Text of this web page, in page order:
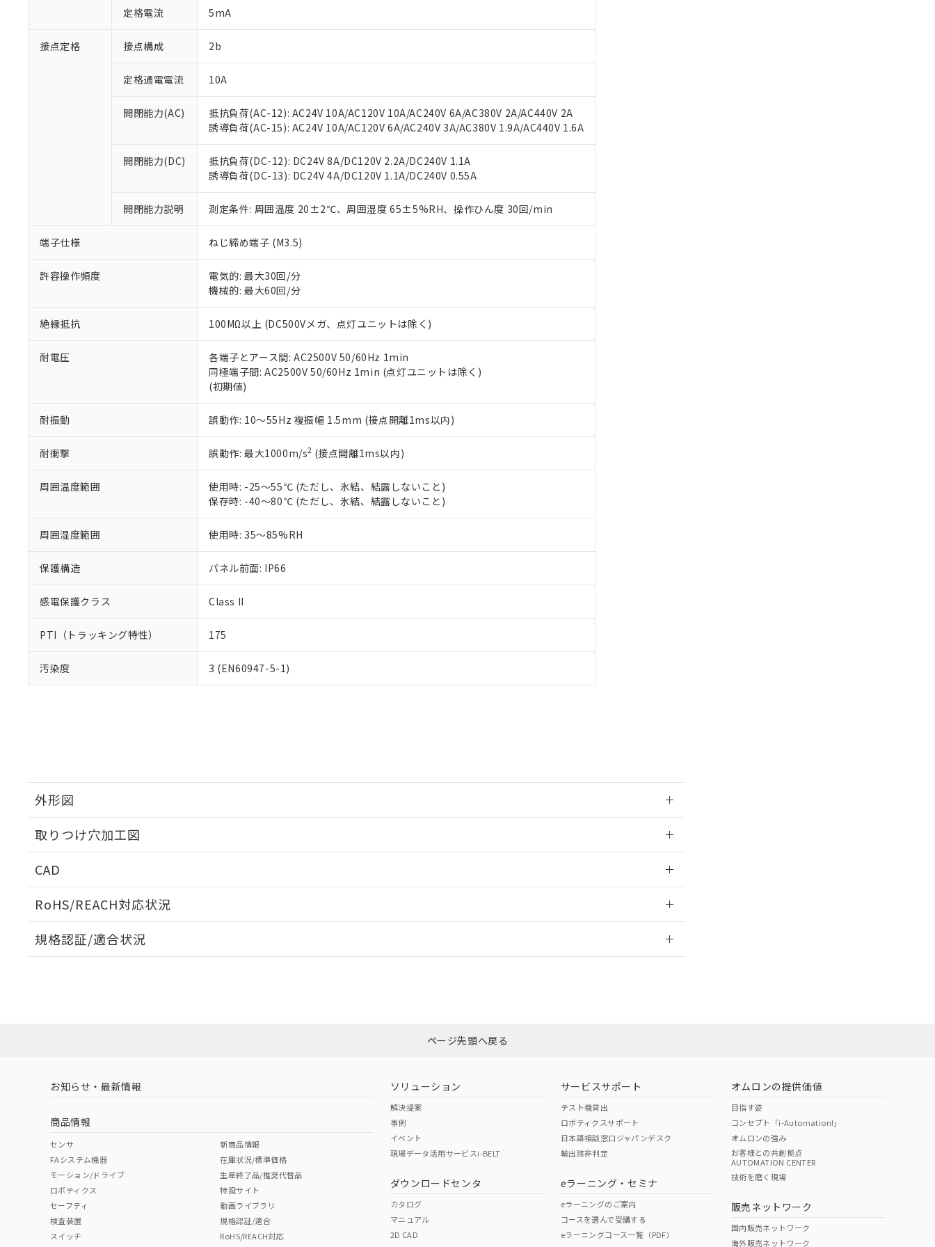
定格電流 5mA
接点定格 接点構成 2b
定格通電電流 10A
開閉能力(AC)
抵抗負荷(AC-12): AC24V 10A/AC120V 10A/AC240V 6A/AC380V 2A/AC440V 2A
誘導負荷(AC-15): AC24V 10A/AC120V 6A/AC240V 3A/AC380V 1.9A/AC440V 1.6A
開閉能力(DC)
抵抗負荷(DC-12): DC24V 8A/DC120V 2.2A/DC240V 1.1A
誘導負荷(DC-13): DC24V 4A/DC120V 1.1A/DC240V 0.55A
開閉能力説明 測定条件: 周囲温度 20±2℃、周囲湿度 65±5%RH、操作ひん度 30回/min
端子仕様 ねじ締め端子 (M3.5)
許容操作頻度
電気的: 最大30回/分
機械的: 最大60回/分
絶縁抵抗 100MΩ以上 (DC500Vメガ、点灯ユニットは除く)
耐電圧
各端子とアース間: AC2500V 50/60Hz 1min
同極端子間: AC2500V 50/60Hz 1min (点灯ユニットは除く)
(初期値)
耐振動 誤動作: 10～55Hz 複振幅 1.5mm (接点開離1ms以内)
耐衝撃 誤動作: 最大1000m/s2 (接点開離1ms以内)
周囲温度範囲
使用時: -25～55℃ (ただし、氷結、結露しないこと)
保存時: -40～80℃ (ただし、氷結、結露しないこと)
周囲湿度範囲 使用時: 35～85%RH
保護構造 パネル前面: IP66
感電保護クラス Class II
PTI（トラッキング特性） 175
汚染度 3 (EN60947-5-1)
外形図
取りつけ穴加工図
CAD
RoHS/REACH対応状況
EU RoHS 注意事項・凡例
ダウンロードはこちら
中国 RoHS 注意事項・凡例
中国 RoHS表
Pb Hg Cr(VI)
O O
規格認証/適合状況
い。
正式な納期状況および標準価格はお客様のお取引先、またはお客様担当のオムロン制御機器販売店・
当社販売員にご相談ください。
オムロン制御機器販売店や当社販売拠点は「販売ネットワーク
」をご確認ください。
在庫状況および標準価格結果を当社の事前の承諾なく第三者に漏洩または開示しないようお願いしま
す。
マイパーツ機能（部品リスト作成サービス）をご利用いただくには、I-Webメンバーズにご登録され
お客様が当ウェブサイト上で当社にご登録された部品リストについて、当社および当社の共同利用者
が、当社の製品・サービスに関するお客様との取引・商談に必要な範囲で利用することをご了承くだ
さい。
※当社の共同利用者とは、"個人情報の共同利用に関して"
の「1.共同利用者の範囲」に記載されて
いる法人を指します。
但し、RoHS指令で産業用監視および制御機器に対する適用除外項目は除く。
※2 対応予定月
部品在庫の切り替え状況などにより、予定月が前後することがあります。
※3 非含有証明書ダウンロード
下記の非含有証明書をダウンロードすることができます。
EU RoHS指令（10物質）の非含有証明書
51物質の非含有証明書（当社基準）
※本証明書は発行日時点で非含有を証明するもので、過去に遡って非含有を証明するものではありません。
また、RoHS指令のフタル酸エステル類４物質の対応では、対応完了までの期間は出荷製品に未対応品が
混在することから備考欄に対応日を記載しておりました。
り割愛しております。
「○」：最大均質材料含有率が中国RoHSの基準値以下であることを示します。
「×」：最大均質材料含有率が中国RoHSの基準値を超えていることを示します。
*中国RoHS10物質の基準値 (GB/T26572)：
Pb(鉛) :1000ppm、 Hg(水銀) : 1000ppm、 Cd(カドミウム) : 100ppm、
Cr(Ⅵ)(六価クロム) : 1000ppm、 PBBs(ポリ臭化ビフェニル類) : 1000ppm、 PBDEs(ポリ臭化ジフェニルエーテル類) : 1000ppm、
DBP(フタル酸ジブチル) : 1000ppm、 DIBP(フタル酸ジイソブチル) : 1000ppm、 BBP(フタル酸ブチルベンジル) : 1000ppm、
DEHP(フタル酸ビス(2-エチルヘキシル)) : 1000ppm
※2 環境保護使用期限
「ｅ」：有害物質（10物質）のすべてが基準値以下であることを示します。
「10」：通常の使用状況下において有害物質が外部に漏えいし、環境に深刻な影響を及ぼさない年数を意
味します。
当社は、これら貴社製品のうち、外国為替および外国貿易法に定める商品（以下｢規制貨物等」とい
当社は貴社製品を、核兵器、ミサイル、化学兵器、生物兵器またはその他武器並びにこれらの製造装
置等に一切使用いたしません。
当社は、貴社製品を第三者に販売する場合は、上記1、2および3の内容を当該第三者に通知します。
また当社は、販売先および販売に係わる関係者が違法に輸出するおそれがある場合は、取り引きをい
たしません。
号
○ 一定数以上の在庫あり
△ 一定数には満たないが在庫あり
－
在庫なし(最新の在庫状況については、お客様のお取引先、またはお客様担当のオムロン制御
機器販売店・当社販売員にご確認ください)
空
白
受注生産機種、また在庫状況の情報を公開していない機種
ページ先頭へ戻る
お知らせ・最新情報
商品情報
センサ
FAシステム機器
モーション/ドライブ
ロボティクス
セーフティ
検査装置
スイッチ
新商品情報
在庫状況/標準価格
生産終了品/推奨代替品
特設サイト
動画ライブラリ
規格認証/適合
RoHS/REACH対応
ソリューション
解決提案
事例
イベント
現場データ活用サービスi-BELT
ダウンロードセンタ
カタログ
マニュアル
2D CAD
サービスサポート
テスト機貸出
ロボティクスサポート
日本語相談窓口ジャパンデスク
輸出該非判定
eラーニング・セミナ
eラーニングのご案内
コースを選んで受講する
eラーニングコース一覧（PDF）
オムロンの提供価値
目指す姿
コンセプト「i-Automation!」
オムロンの強み
お客様との共創拠点
AUTOMATION CENTER
技術を磨く現場
販売ネットワーク
国内販売ネットワーク
海外販売ネットワーク